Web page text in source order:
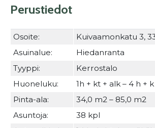
Perustiedot
Osoite:
Kuivaamonkatu 3,
Asuinalue:
Hiedanranta
Tyyppi:
Kerrostalo
Huoneluku:
1h + kt + alk – 4 h + k
Pinta-ala:
34,0 m2 – 85,0 m2
Asuntoja:
38 kpl